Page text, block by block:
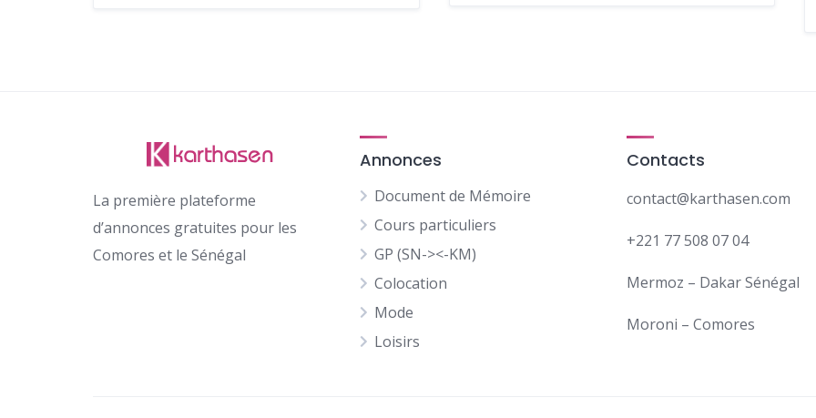
La première plateforme
d’annonces gratuites pour les
Comores et le Sénégal
Annonces
Document de Mémoire
Cours particuliers
GP (SN-><-KM)
Colocation
Mode
Loisirs
Contacts
contact@karthasen.com
+221 77 508 07 04
Mermoz – Dakar Sénégal
Moroni – Comores